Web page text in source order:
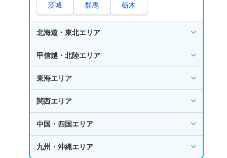
茨城 群馬 栃木
北海道・東北エリア
甲信越・北陸エリア
東海エリア
関西エリア
中国・四国エリア
九州・沖縄エリア